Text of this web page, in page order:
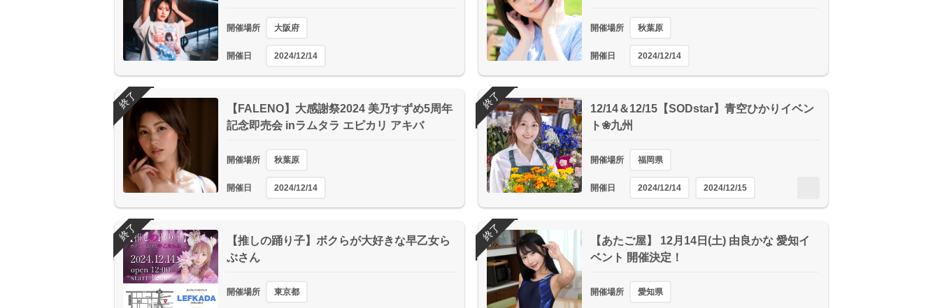
開催場所 大阪府
開催日 2024/12/14
開催場所 秋葉原
開催日 2024/12/14
【FALENO】大感謝祭2024 美乃すずめ5周年
記念即売会 inラムタラ エピカリ アキバ
開催場所 秋葉原
開催日 2024/12/14
終了
12/14＆12/15【SODstar】青空ひかりイベン
ト❀九州
開催場所 福岡県
開催日 2024/12/14 2024/12/15
終了
【推しの踊り子】ボクらが大好きな早乙女ら
ぶさん
開催場所 東京都
終了
【あたご屋】 12月14日(土) 由良かな 愛知イ
ベント 開催決定！
開催場所 愛知県
終了